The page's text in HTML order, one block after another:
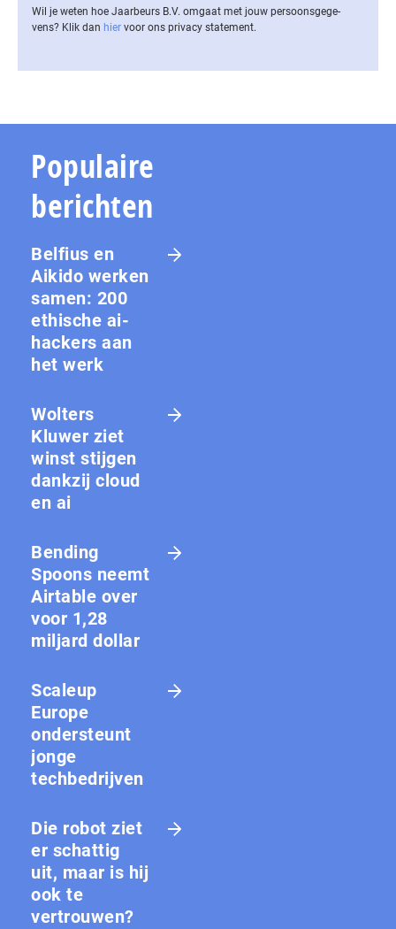
Wil je weten hoe Jaarbeurs B.V. omgaat met jouw per­soons­ge­ge­
vens? Klik dan hier voor ons privacy statement.
Populaire
berichten
Belfius en
Aikido werken
samen: 200
ethische ai-
hackers aan
het werk
Wolters
Kluwer ziet
winst stijgen
dankzij cloud
en ai
Bending
Spoons neemt
Airtable over
voor 1,28
miljard dollar
Scaleup
Europe
ondersteunt
jonge
techbedrijven
Die robot ziet
er schattig
uit, maar is hij
ook te
vertrouwen?